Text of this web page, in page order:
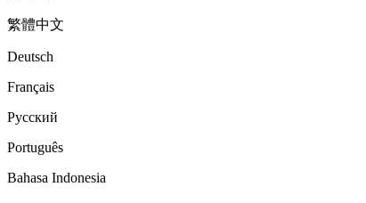
繁體中文
Deutsch
Français
Русский
Português
Bahasa Indonesia